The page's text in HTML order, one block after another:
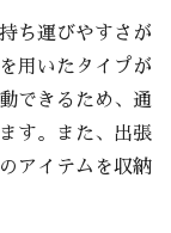
ち運びやすさが
用いたタイプが
できるため、通
す。また、出張
アイテムを収納